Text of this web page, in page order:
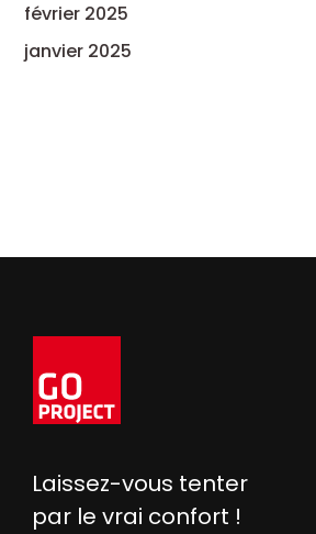
février 2025
janvier 2025
Laissez-vous tenter
par le vrai confort !